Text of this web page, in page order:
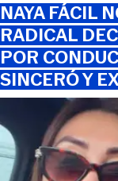
NAYA FÁCIL
RADICAL
POR
SINCERÓ Y